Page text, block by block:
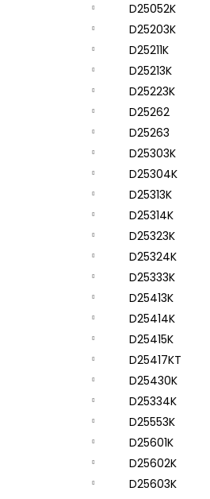
D25052K
D25203K
D25211K
D25213K
D25223K
D25262
D25263
D25303K
D25304K
D25313K
D25314K
D25323K
D25324K
D25333K
D25413K
D25414K
D25415K
D25417KT
D25430K
D25334K
D25553K
D25601K
D25602K
D25603K